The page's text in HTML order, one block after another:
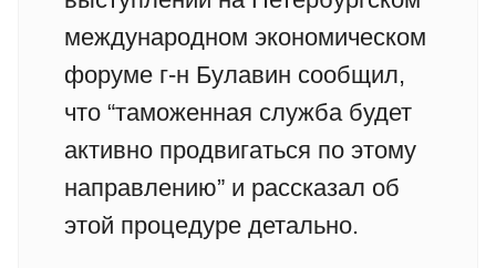
международном экономическом
форуме г-н Булавин сообщил,
что “таможенная служба будет
активно продвигаться по этому
направлению” и рассказал об
этой процедуре детально.